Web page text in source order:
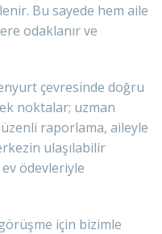
Bu sayede hem aile
odaklanır ve
çevresinde doğru
noktalar; uzman
raporlama, aileyle
ulaşılabilir
ödevleriyle
için bizimle